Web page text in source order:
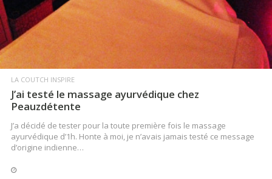
LA COUTCH INSPIRE
J’ai testé le massage ayurvédique chez
Peauzdétente
J’a décidé de tester pour la toute première fois le massage
ayurvédique d’1h. Honte à moi, je n’avais jamais testé ce message
d’origine indienne…